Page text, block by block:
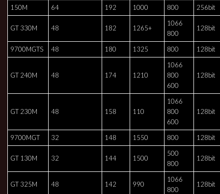
150M 64 192 1000 800 256bit
GT 330M 48 182 1265+
1066
800
128bit
9700MGTS 48 180 1325 800 128bit
GT 240M 48 174 1210
1066
800
600
128bit
GT 230M 48 158 110
1066
800
600
128bit
9700MGT 32 148 1550 800 128bit
GT 130M 32 144 1500
500
800
128bit
GT 325M 48 142 990
1066
800
128bit